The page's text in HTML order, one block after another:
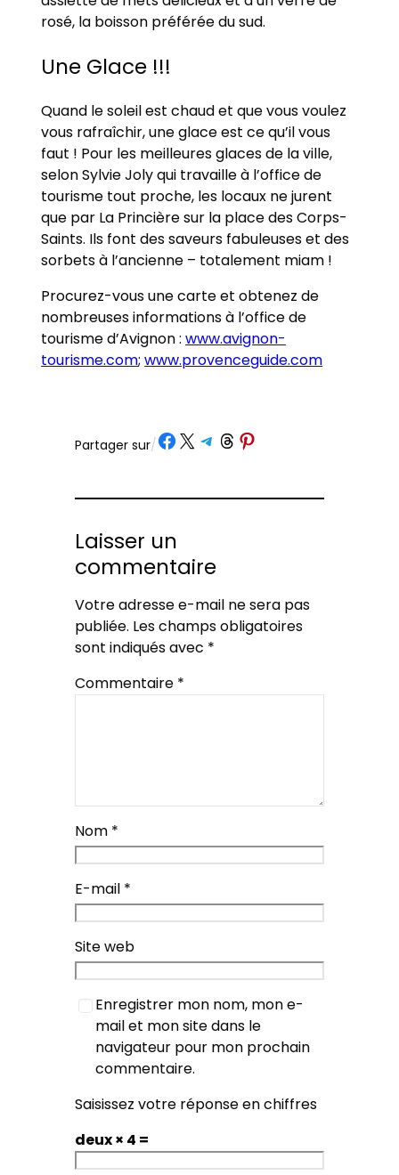
rosé, la boisson préférée du sud.
Une Glace !!!
Quand le soleil est chaud et que vous voulez
vous rafraîchir, une glace est ce qu’il vous
faut ! Pour les meilleures glaces de la ville,
selon Sylvie Joly qui travaille à l’office de
tourisme tout proche, les locaux ne jurent
que par La Princière sur la place des Corps-
Saints. Ils font des saveurs fabuleuses et des
sorbets à l’ancienne – totalement miam !
Procurez-vous une carte et obtenez de
nombreuses informations à l’office de
tourisme d’Avignon :www.avignon-
tourisme.com;www.provenceguide.com
Partager sur/ Partager sur Facebook
Partager sur X Partager sur Telegram
Partager sur Threads
Partager sur Pinterest
Laisser un
commentaire
Votre adresse e-mail ne sera pas
publiée. Les champs obligatoires
sont indiqués avec *
Commentaire *
Nom *
E-mail *
Site web
Enregistrer mon nom, mon e-
mail et mon site dans le
navigateur pour mon prochain
commentaire.
Saisissez votre réponse en chiffres
deux × 4 =